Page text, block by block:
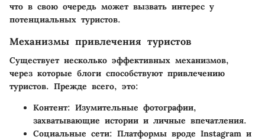
что в свою очередь может вызвать интерес у
потенциальных туристов.
Механизмы привлечения туристов
Существует несколько эффективных механизмов,
через которые блоги способствуют привлечению
туристов. Прежде всего, это:
Контент: Изумительные фотографии,
захватывающие истории и личные впечатления.
Социальные сети: Платформы вроде Instagram и